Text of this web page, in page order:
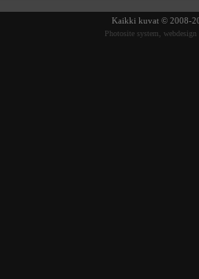
Kaikki kuvat © 2008-
Photosite system,